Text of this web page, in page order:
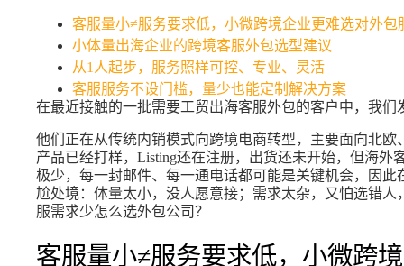
客服量小≠服务要求低，小微跨境企业更难选对外包
小体量出海企业的跨境客服外包选型建议
从1人起步，服务照样可控、专业、灵活
客服服务不设门槛，量少也能定制解决方案
在最近接触的一批需要工贸出海客服外包的客户中，我们
他们正在从传统内销模式向跨境电商转型，主要面向北
产品已经打样，Listing还在注册，出货还未开始，但海
极少，每一封邮件、每一通电话都可能是关键机会，因
尬处境：体量太小，没人愿意接；需求太杂，又怕选错
服需求少怎么选外包公司？
客服量小≠服务要求低，小微跨